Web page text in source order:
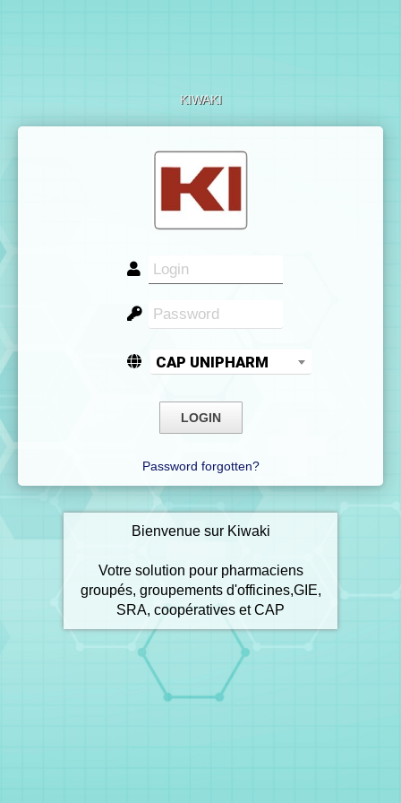
KIWAKI
CAP UNIPHARM
Password forgotten?
Bienvenue sur Kiwaki
Votre solution pour pharmaciens
groupés, groupements d'officines,GIE,
SRA, coopératives et CAP